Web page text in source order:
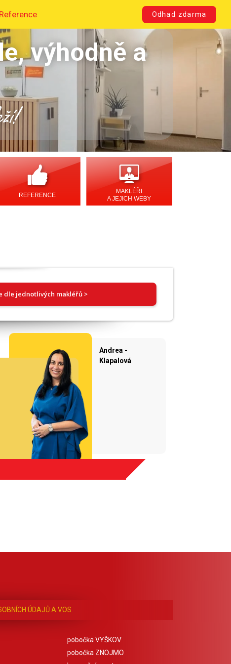
Reference Odhad zdarma
výhodně a
REFERENCE
MAKLÉŘI
A JEJICH WEBY
dle jednotlivých makléřů >
Andrea -
Klapalová
ÚDAJŮ A VOS
pobočka VYŠKOV
pobočka ZNOJMO